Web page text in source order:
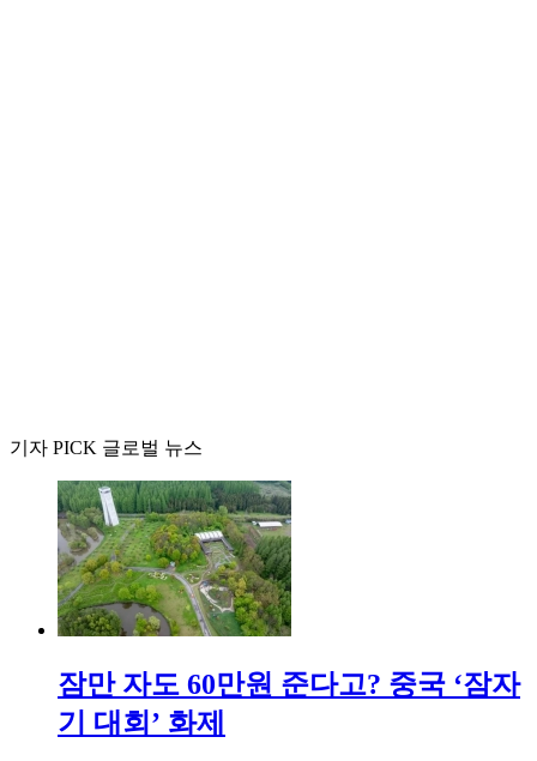
기자 PICK 글로벌 뉴스
잠만 자도 60만원 준다고? 중국 ‘잠자
기 대회’ 화제